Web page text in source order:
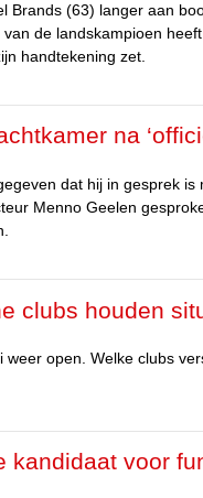
Brands (63) langer aan
de landskampioen
handtekening zet.
na
dat hij in gesprek
Menno Geelen
clubs houden
bij RB
open. Welke clubs
kandidaat voor